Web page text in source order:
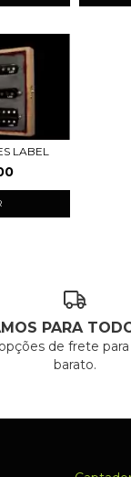
LABEL
PARA
de frete
barato.